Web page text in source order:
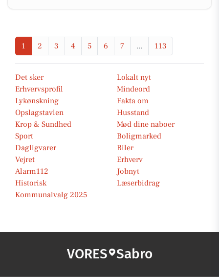
1 2 3 4 5 6 7 ... 113
Det sker
Lokalt nyt
Erhvervsprofil
Mindeord
Lykønskning
Fakta om
Opslagstavlen
Husstand
Krop & Sundhed
Mød dine naboer
Sport
Boligmarked
Dagligvarer
Biler
Vejret
Erhverv
Alarm112
Jobnyt
Historisk
Læserbidrag
Kommunalvalg 2025
VORES Sabro